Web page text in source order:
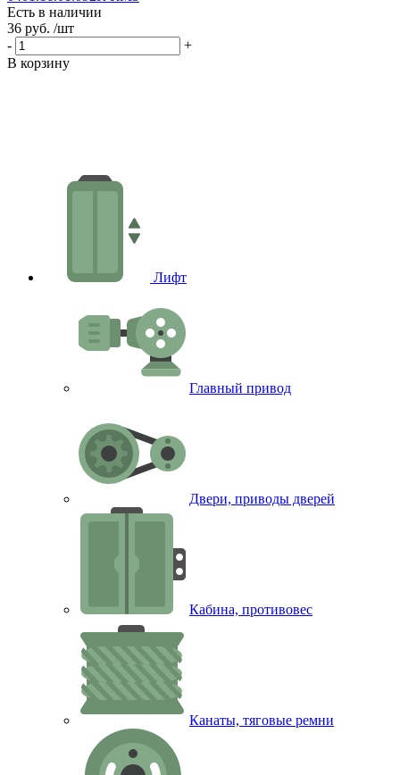
Есть в наличии
36 руб. /шт
-
+
В корзину
Лифт
Главный привод
Двери, приводы дверей
Кабина, противовес
Канаты, тяговые ремни